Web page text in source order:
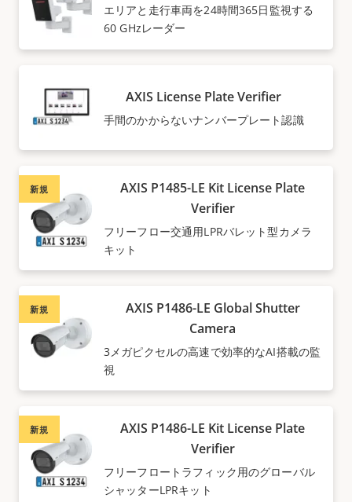
エリアと走行車両を24時間365日監視する
60 GHzレーダー
AXIS License Plate Verifier
手間のかからないナンバープレート認識
新規
AXIS P1485-LE Kit License Plate
Verifier
フリーフロー交通用LPRバレット型カメラ
キット
新規
AXIS P1486-LE Global Shutter
Camera
3メガピクセルの高速で効率的なAI搭載の監
視
新規
AXIS P1486-LE Kit License Plate
Verifier
フリーフロートラフィック用のグローバル
シャッターLPRキット